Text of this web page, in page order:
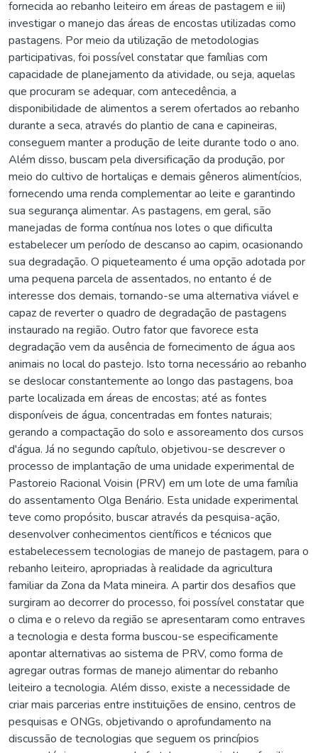
fornecida ao rebanho leiteiro em áreas de pastagem e iii)
investigar o manejo das áreas de encostas utilizadas como
pastagens. Por meio da utilização de metodologias
participativas, foi possível constatar que famílias com
capacidade de planejamento da atividade, ou seja, aquelas
que procuram se adequar, com antecedência, a
disponibilidade de alimentos a serem ofertados ao rebanho
durante a seca, através do plantio de cana e capineiras,
conseguem manter a produção de leite durante todo o ano.
Além disso, buscam pela diversificação da produção, por
meio do cultivo de hortaliças e demais gêneros alimentícios,
fornecendo uma renda complementar ao leite e garantindo
sua segurança alimentar. As pastagens, em geral, são
manejadas de forma contínua nos lotes o que dificulta
estabelecer um período de descanso ao capim, ocasionando
sua degradação. O piqueteamento é uma opção adotada por
uma pequena parcela de assentados, no entanto é de
interesse dos demais, tornando-se uma alternativa viável e
capaz de reverter o quadro de degradação de pastagens
instaurado na região. Outro fator que favorece esta
degradação vem da ausência de fornecimento de água aos
animais no local do pastejo. Isto torna necessário ao rebanho
se deslocar constantemente ao longo das pastagens, boa
parte localizada em áreas de encostas; até as fontes
disponíveis de água, concentradas em fontes naturais;
gerando a compactação do solo e assoreamento dos cursos
d'água. Já no segundo capítulo, objetivou-se descrever o
processo de implantação de uma unidade experimental de
Pastoreio Racional Voisin (PRV) em um lote de uma família
do assentamento Olga Benário. Esta unidade experimental
teve como propósito, buscar através da pesquisa-ação,
desenvolver conhecimentos científicos e técnicos que
estabelecessem tecnologias de manejo de pastagem, para o
rebanho leiteiro, apropriadas à realidade da agricultura
familiar da Zona da Mata mineira. A partir dos desafios que
surgiram ao decorrer do processo, foi possível constatar que
o clima e o relevo da região se apresentaram como entraves
a tecnologia e desta forma buscou-se especificamente
apontar alternativas ao sistema de PRV, como forma de
agregar outras formas de manejo alimentar do rebanho
leiteiro a tecnologia. Além disso, existe a necessidade de
criar mais parcerias entre instituições de ensino, centros de
pesquisas e ONGs, objetivando o aprofundamento na
discussão de tecnologias que seguem os princípios